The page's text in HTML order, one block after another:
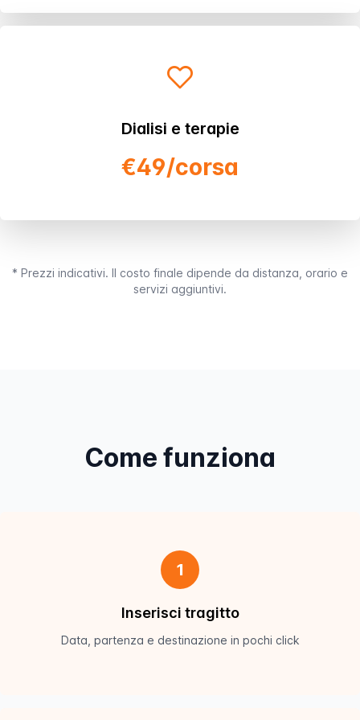
Dialisi e terapie
€49/corsa
* Prezzi indicativi. Il costo finale dipende da distanza, orario e
servizi aggiuntivi.
Come funziona
1
Inserisci tragitto
Data, partenza e destinazione in pochi click